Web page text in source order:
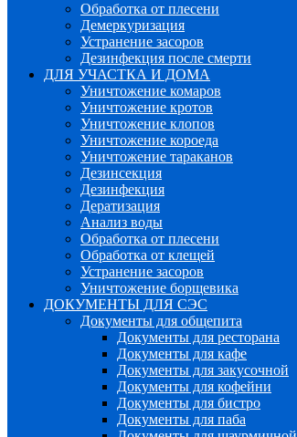
Обработка от плесени
Демеркуризация
Устранение засоров
Дезинфекция после смерти
ДЛЯ УЧАСТКА И ДОМА
Уничтожение комаров
Уничтожение кротов
Уничтожение клопов
Уничтожение короеда
Уничтожение тараканов
Дезинсекция
Дезинфекция
Дератизация
Анализ воды
Обработка от плесени
Обработка от клещей
Устранение засоров
Уничтожение борщевика
ДОКУМЕНТЫ ДЛЯ СЭС
Документы для общепита
Документы для ресторана
Документы для кафе
Документы для закусочной
Документы для кофейни
Документы для бистро
Документы для паба